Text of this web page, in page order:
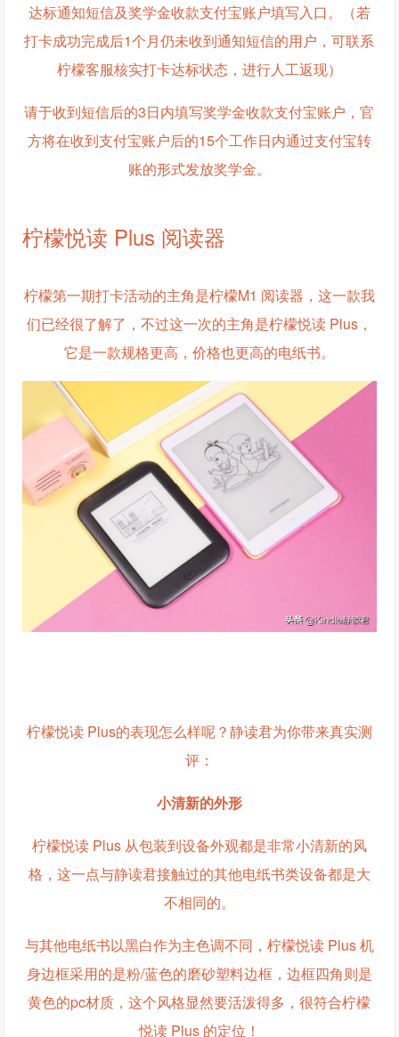
达标通知短信及奖学金收款支付宝账户填写入口。（若
打卡成功完成后1个月仍未收到通知短信的用户，可联系
柠檬客服核实打卡达标状态，进行人工返现）
请于收到短信后的3日内填写奖学金收款支付宝账户，官
方将在收到支付宝账户后的15个工作日内通过支付宝转
账的形式发放奖学金。
柠檬悦读 Plus 阅读器
柠檬第一期打卡活动的主角是柠檬M1 阅读器，这一款我
们已经很了解了，不过这一次的主角是柠檬悦读 Plus，
它是一款规格更高，价格也更高的电纸书。
柠檬悦读 Plus的表现怎么样呢？静读君为你带来真实测
评：
小清新的外形
柠檬悦读 Plus 从包装到设备外观都是非常小清新的风
格，这一点与静读君接触过的其他电纸书类设备都是大
不相同的。
与其他电纸书以黑白作为主色调不同，柠檬悦读 Plus 机
身边框采用的是粉/蓝色的磨砂塑料边框，边框四角则是
黄色的pc材质，这个风格显然要活泼得多，很符合柠檬
悦读 Plus 的定位！